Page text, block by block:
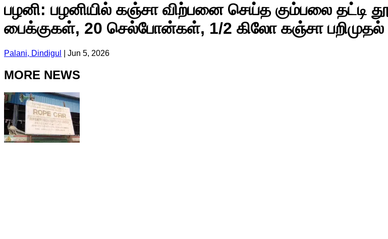
பழனி: பழனியில் கஞ்சா விற்பனை செய்த கும்பலை தட்டி
பைக்குகள், 20 செல்போன்கள், 1/2 கிலோ கஞ்சா பறிமுதல்
Palani, Dindigul Jun 5, 2026
MORE NEWS